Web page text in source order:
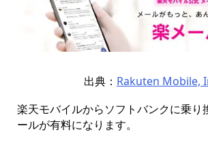
出典： Rakuten Mobile,
楽天モバイルからソフトバンクに乗り
ールが有料になります。